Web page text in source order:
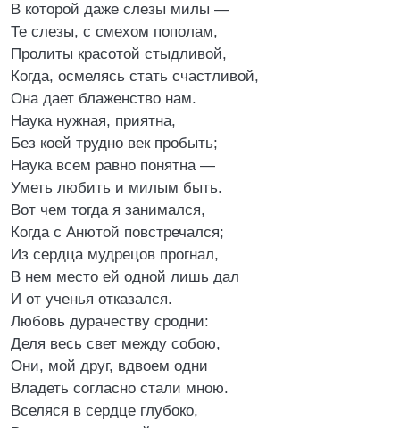
В которой даже слезы милы —
Те слезы, с смехом пополам,
Пролиты красотой стыдливой,
Когда, осмелясь стать счастливой,
Она дает блаженство нам.
Наука нужная, приятна,
Без коей трудно век пробыть;
Наука всем равно понятна —
Уметь любить и милым быть.
Вот чем тогда я занимался,
Когда с Анютой повстречался;
Из сердца мудрецов прогнал,
В нем место ей одной лишь дал
И от ученья отказался.
Любовь дурачеству сродни:
Деля весь свет между собою,
Они, мой друг, вдвоем одни
Владеть согласно стали мною.
Вселяся в сердце глубоко,